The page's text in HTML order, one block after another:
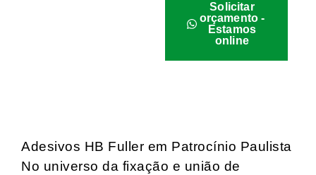
Solicitar
orçamento -
Estamos
online
Adesivos HB Fuller em Patrocínio Paulista
No universo da fixação e união de